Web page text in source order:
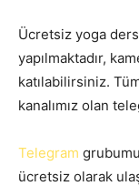
Ücretsiz yoga
yapılmaktadır,
katılabilirsiniz.
kanalımız olan
Telegram
ücretsiz olarak